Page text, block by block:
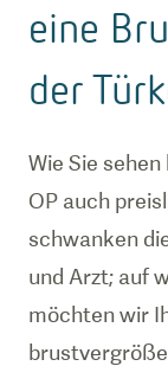
eine
der
Wie Sie
OP auch
schwanken
und Arzt; auf
möchten wir